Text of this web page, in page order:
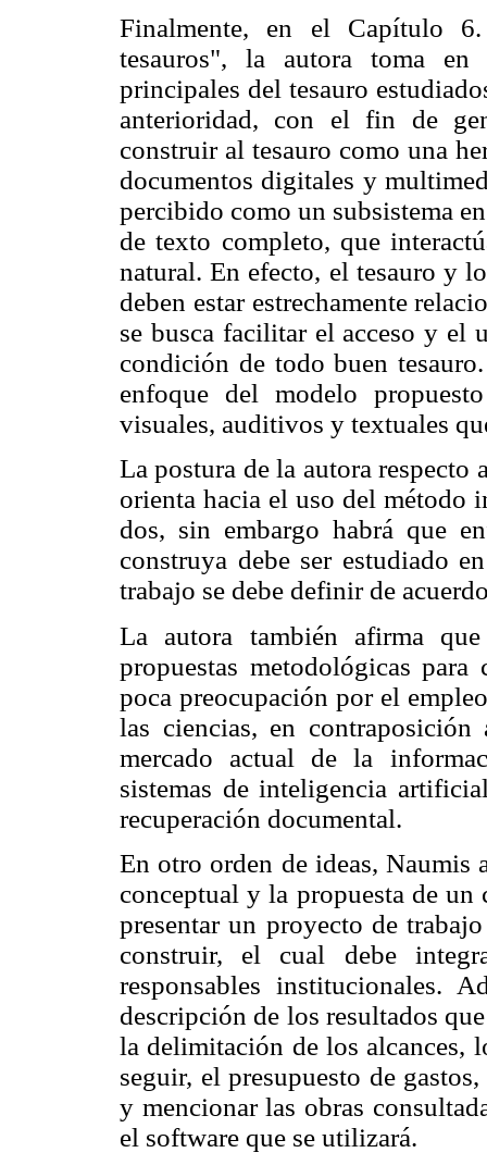
Finalmente, en el Capítulo
tesauros", la autora toma en
principales del tesauro
anterioridad, con el fin de
construir al tesauro como una
documentos digitales y
percibido como un subsistema
de texto completo, que
natural. En efecto, el tesauro y
deben estar estrechamente
se busca facilitar el acceso y el
condición de todo buen
enfoque del modelo
visuales, auditivos y textuales
La postura de la autora respecto
orienta hacia el uso del método
dos, sin embargo habrá que
construya debe ser estudiado
trabajo se debe definir de
La autora también afirma
propuestas metodológicas
poca preocupación por el
las ciencias, en contraposición
mercado actual de la
sistemas de inteligencia
recuperación documental.
En otro orden de ideas,
conceptual y la propuesta de
presentar un proyecto de
construir, el cual debe
responsables institucionales.
descripción de los resultados
la delimitación de los alcances,
seguir, el presupuesto de
y mencionar las obras
el software que se utilizará.